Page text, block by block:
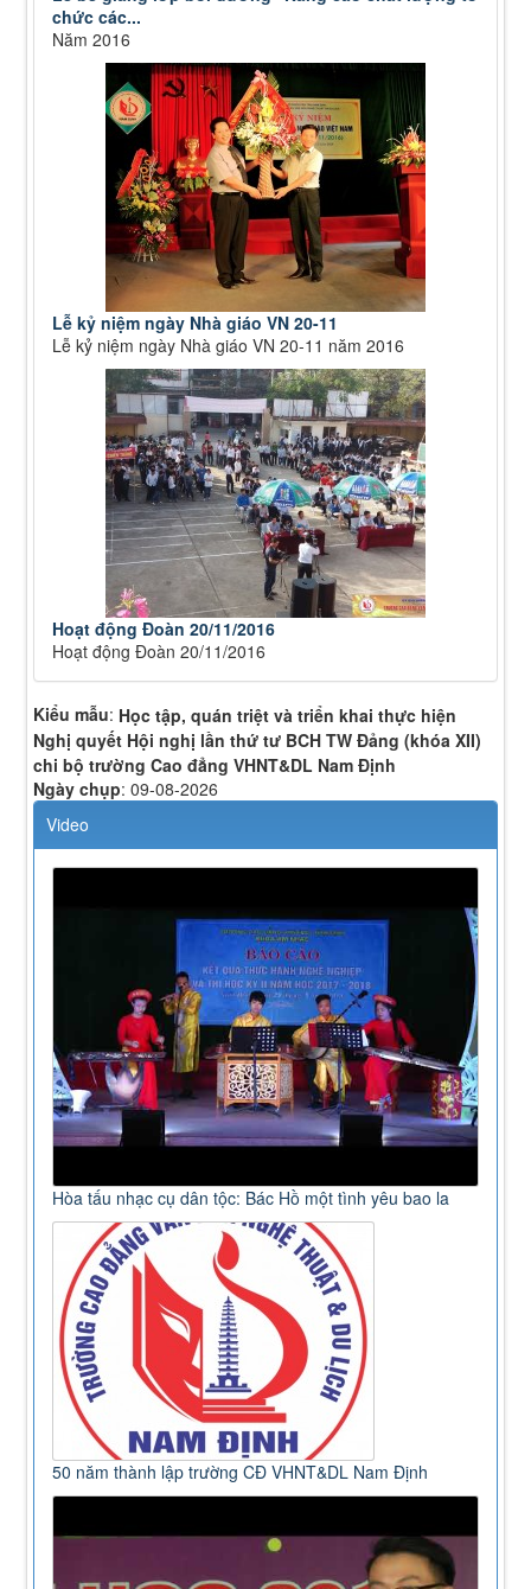
chức các...
Năm 2016
Lễ kỷ niệm ngày Nhà giáo VN 20-11
Lễ kỷ niệm ngày Nhà giáo VN 20-11 năm 2016
Hoạt động Đoàn 20/11/2016
Hoạt động Đoàn 20/11/2016
Kiểu mẫu: Học tập, quán triệt và triển khai thực hiện
Nghị quyết Hội nghị lần thứ tư BCH TW Đảng (khóa XII)
chi bộ trường Cao đẳng VHNT&DL Nam Định
Ngày chụp:09-08-2026
Video
Hòa tấu nhạc cụ dân tộc: Bác Hồ một tình yêu bao la
50 năm thành lập trường CĐ VHNT&DL Nam Định